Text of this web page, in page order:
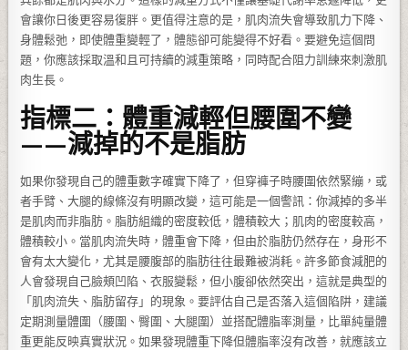
會讓你日後更容易復胖。更值得注意的是，肌肉流失會導致肌力下降、
身體鬆弛，即使體重變輕了，體態卻可能變得不好看。要避免這個問
題，你應該採取溫和且可持續的減重策略，同時配合阻力訓練來刺激肌
肉生長。
指標二：體重減輕但腰圍不變
——減掉的不是脂肪
如果你發現自己的體重數字確實下降了，但穿褲子時腰圍依然緊繃，或
者手臂、大腿的線條沒有明顯改變，這可能是一個警訊：你減掉的多半
是肌肉而非脂肪。脂肪組織的密度較低，體積較大；肌肉的密度較高，
體積較小。當肌肉流失時，體重會下降，但由於脂肪仍然存在，身形不
會有太大變化，尤其是腰腹部的脂肪往往最難被消耗。許多節食減肥的
人會發現自己臉頰凹陷、衣服變鬆，但小腹卻依然突出，這就是典型的
「肌肉流失、脂肪留存」的現象。要評估自己是否落入這個陷阱，建議
定期測量體圍（腰圍、臀圍、大腿圍）並搭配體脂率測量，比單純量體
重更能反映真實狀況。如果發現體重下降但體脂率沒有改善，就應該立